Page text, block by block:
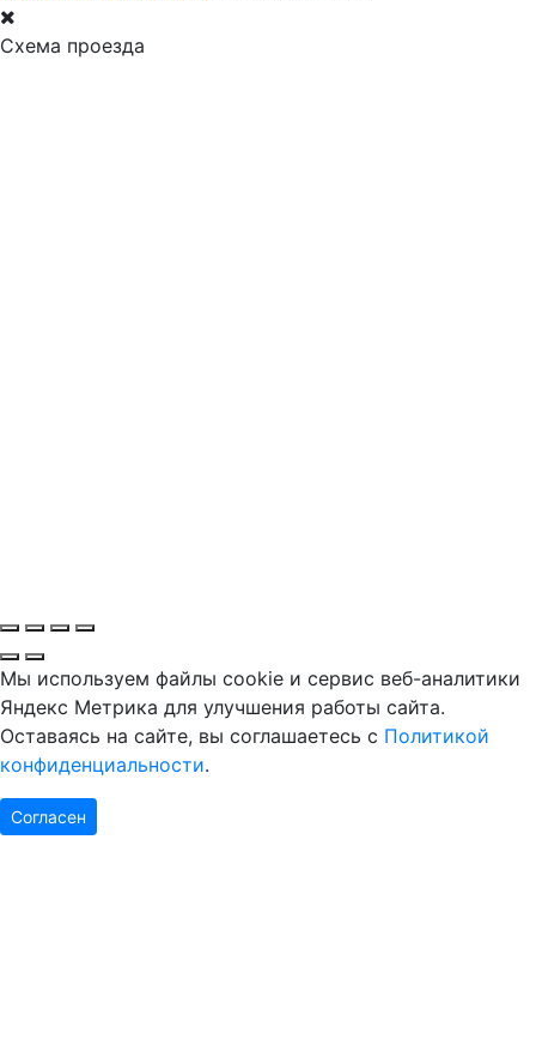
Схема проезда
Мы используем файлы cookie и сервис веб-аналитики
Яндекс Метрика для улучшения работы сайта.
Оставаясь на сайте, вы соглашаетесь с Политикой
конфиденциальности.
Согласен